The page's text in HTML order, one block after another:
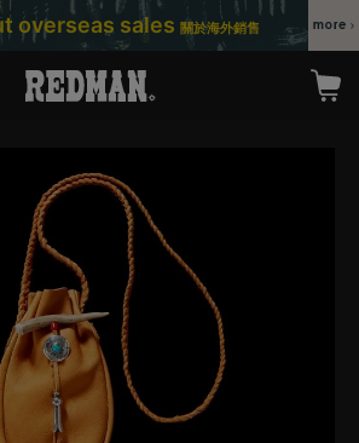
overseas sales 關於海外銷售